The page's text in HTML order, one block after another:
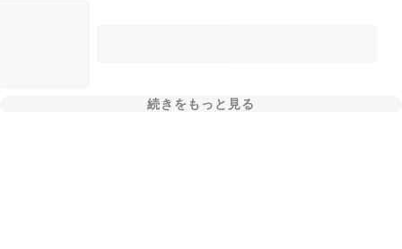
続きをもっと見る